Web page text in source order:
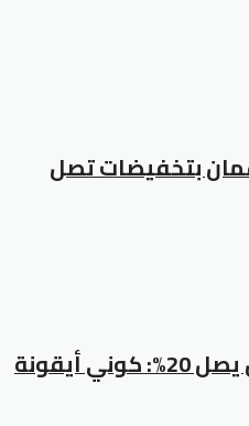
بتخفيضات تصل
كود خصم اناس نهى نبيل يصل 20%: كوني أيقونة